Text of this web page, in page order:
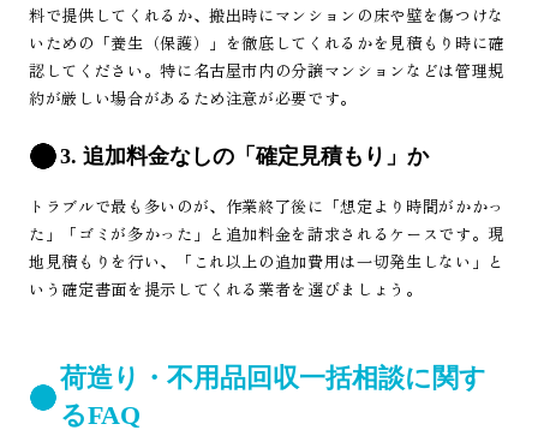
料で提供してくれるか、搬出時にマンションの床や壁を傷つけな
いための「養生（保護）」を徹底してくれるかを見積もり時に確
認してください。特に名古屋市内の分譲マンションなどは管理規
約が厳しい場合があるため注意が必要です。
3. 追加料金なしの「確定見積もり」か
トラブルで最も多いのが、作業終了後に「想定より時間がかかっ
た」「ゴミが多かった」と追加料金を請求されるケースです。現
地見積もりを行い、「これ以上の追加費用は一切発生しない」と
いう確定書面を提示してくれる業者を選びましょう。
荷造り・不用品回収一括相談に関す
るFAQ